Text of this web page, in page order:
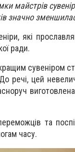
майстрів
значно
які
ради.
сувеніром
речі, цей
та
часу.